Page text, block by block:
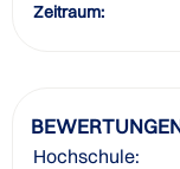
Zeitraum:
Hochschule: